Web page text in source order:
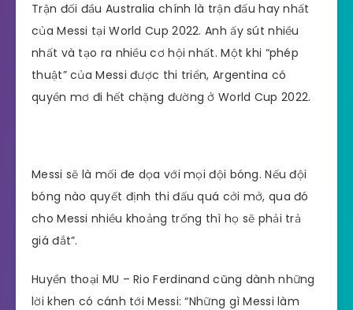
Trận đối đầu Australia chính là trận đấu hay nhất
của Messi tại World Cup 2022. Anh ấy sút nhiều
nhất và tạo ra nhiều cơ hội nhất. Một khi “phép
thuật” của Messi được thi triển, Argentina có
quyền mơ đi hết chặng đường ở World Cup 2022.
Messi sẽ là mối đe dọa với mọi đội bóng. Nếu đội
bóng nào quyết định thi đấu quá cởi mở, qua đó
cho Messi nhiều khoảng trống thì họ sẽ phải trả
giá đắt”.
Huyền thoại MU – Rio Ferdinand cũng dành những
lời khen có cánh tới Messi: “Những gì Messi làm